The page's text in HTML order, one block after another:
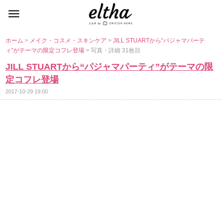
ホーム> メイク・コスメ・スキンケア>JILL STUARTから“パジャマパーテ
ィ”がテーマの限定コフレ登場> 写真・詳細 31枚目
JILL STUARTから“パジャマパーティ”がテーマの限
定コフレ登場
2017-10-29 19:00